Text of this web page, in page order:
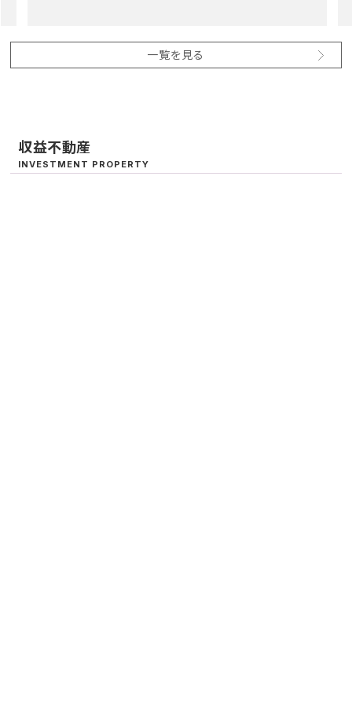
一覧を見る
収益不動産
INVESTMENT PROPERTY